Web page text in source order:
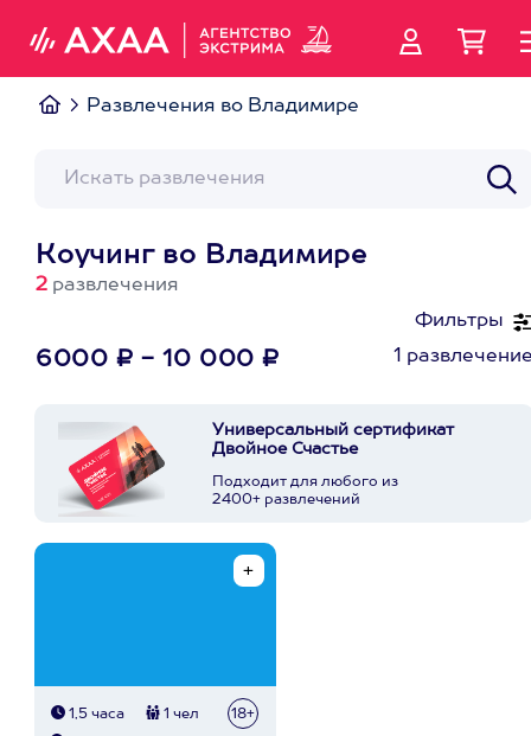
Развлечения во Владимире
Коучинг во Владимире
2 развлечения
Фильтры
6000 ₽ - 10 000 ₽ 1
Универсальный сертификат
Двойное Счастье
Подходит для любого из
2400+ развлечений
1,5 часа 1 чел 18+